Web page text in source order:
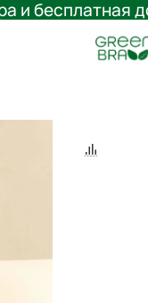
и бесплатная